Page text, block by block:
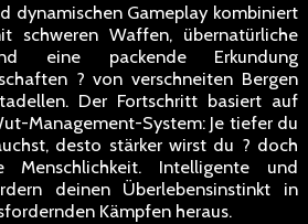
dynamischen Gameplay kombiniert
schweren Waffen, übernatürliche
eine packende Erkundung
? von verschneiten Bergen
Der Fortschritt basiert auf
Management-System: Je tiefer du
desto stärker wirst du ? doch
Intelligente und
deinen Überlebensinstinkt in
Kämpfen heraus.